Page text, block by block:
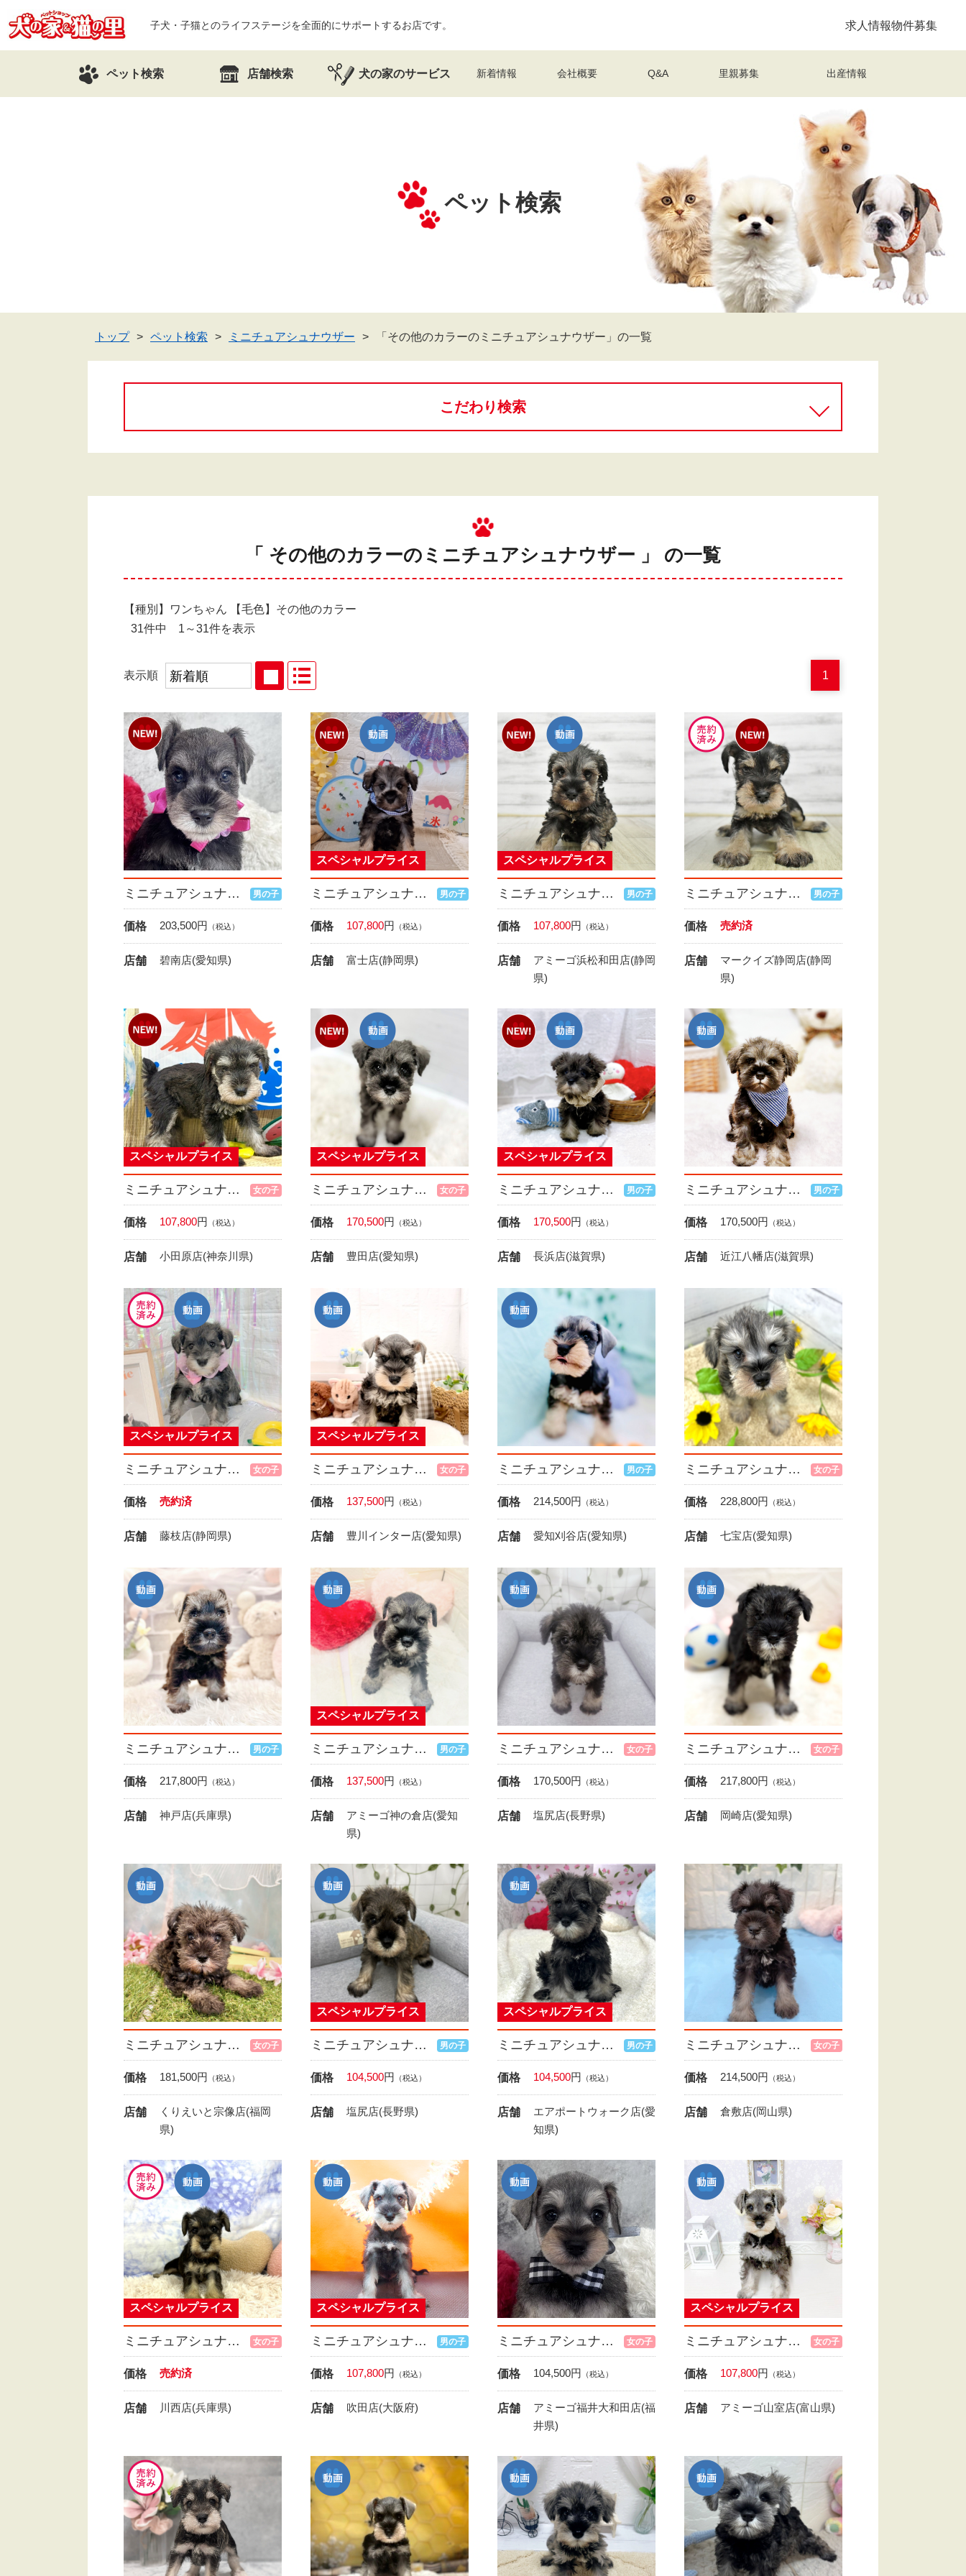
子犬・子猫とのライフステージを全面的にサポートするお店です。 求人情報物件募集
ペット検索 店舗検索 犬の家のサービス 新着情報 会社概要 Q&A 里親募集 出産情報
ペット検索
トップ ペット検索 ミニチュアシュナウザー 「その他のカラーのミニチュアシュナウザー」の一覧
こだわり検索
「 その他のカラーのミニチュアシュナウザー 」 の一覧
【種別】ワンちゃん 【毛色】その他のカラー
31件中 1～31件を表示
表示順 1
ミニチュアシュナウザー 男の子
価格 203,500円 （税込）
店舗 碧南店(愛知県)
ミニチュアシュナウザー 男の子
スペシャルプライス
価格 107,800円 （税込）
店舗 富士店(静岡県)
ミニチュアシュナウザー 男の子
スペシャルプライス
価格 107,800円 （税込）
店舗
アミーゴ浜松和田店(静岡
県)
ミニチュアシュナウザー 男の子
価格 売約済
店舗
マークイズ静岡店(静岡
県)
ミニチュアシュナウザー 女の子
スペシャルプライス
価格 107,800円 （税込）
店舗 小田原店(神奈川県)
ミニチュアシュナウザー 女の子
スペシャルプライス
価格 170,500円 （税込）
店舗 豊田店(愛知県)
ミニチュアシュナウザー 男の子
スペシャルプライス
価格 170,500円 （税込）
店舗 長浜店(滋賀県)
ミニチュアシュナウザー 男の子
価格 170,500円 （税込）
店舗 近江八幡店(滋賀県)
ミニチュアシュナウザー 女の子
スペシャルプライス
価格 売約済
店舗 藤枝店(静岡県)
ミニチュアシュナウザー 女の子
スペシャルプライス
価格 137,500円 （税込）
店舗 豊川インター店(愛知県)
ミニチュアシュナウザー 男の子
価格 214,500円 （税込）
店舗 愛知刈谷店(愛知県)
ミニチュアシュナウザー 女の子
価格 228,800円 （税込）
店舗 七宝店(愛知県)
ミニチュアシュナウザー 男の子
価格 217,800円 （税込）
店舗 神戸店(兵庫県)
ミニチュアシュナウザー 男の子
スペシャルプライス
価格 137,500円 （税込）
店舗
アミーゴ神の倉店(愛知
県)
ミニチュアシュナウザー 女の子
価格 170,500円 （税込）
店舗 塩尻店(長野県)
ミニチュアシュナウザー 女の子
価格 217,800円 （税込）
店舗 岡崎店(愛知県)
ミニチュアシュナウザー 女の子
価格 181,500円 （税込）
店舗
くりえいと宗像店(福岡
県)
ミニチュアシュナウザー 男の子
スペシャルプライス
価格 104,500円 （税込）
店舗 塩尻店(長野県)
ミニチュアシュナウザー 男の子
スペシャルプライス
価格 104,500円 （税込）
店舗
エアポートウォーク店(愛
知県)
ミニチュアシュナウザー 女の子
価格 214,500円 （税込）
店舗 倉敷店(岡山県)
ミニチュアシュナウザー 女の子
スペシャルプライス
価格 売約済
店舗 川西店(兵庫県)
ミニチュアシュナウザー 男の子
スペシャルプライス
価格 107,800円 （税込）
店舗 吹田店(大阪府)
ミニチュアシュナウザー 女の子
価格 104,500円 （税込）
店舗
アミーゴ福井大和田店(福
井県)
ミニチュアシュナウザー 女の子
スペシャルプライス
価格 107,800円 （税込）
店舗 アミーゴ山室店(富山県)